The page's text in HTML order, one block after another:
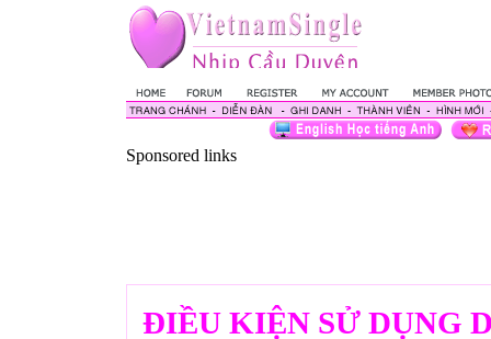
Sponsored links
ĐIỀU KIỆN SỬ DỤNG